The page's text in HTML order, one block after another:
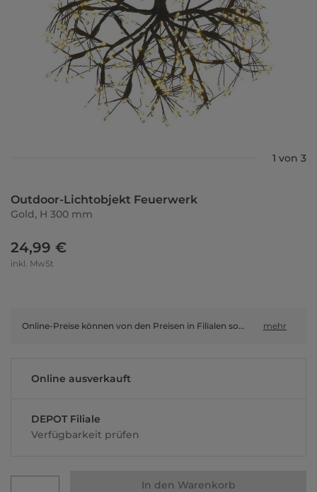
1 von 3
Outdoor-Lichtobjekt Feuerwerk
Gold, H 300 mm
24,99 €
inkl. MwSt
Online-Preise können von den Preisen in Filialen sowie Shop-in-Shop-Flächen abweichen. mehr
Online ausverkauft
DEPOT Filiale
Verfügbarkeit prüfen
In den Warenkorb